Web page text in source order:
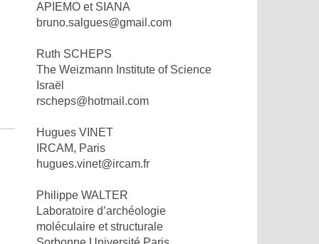
APIEMO et SIANA
bruno.salgues@gmail.com
Ruth SCHEPS
The Weizmann Institute of Science
Israël
rscheps@hotmail.com
Hugues VINET
IRCAM, Paris
hugues.vinet@ircam.fr
Philippe WALTER
Laboratoire d’archéologie
moléculaire et structurale